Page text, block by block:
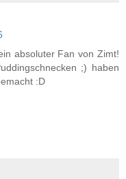
absoluter Fan von Zimt!
;) haben
:D